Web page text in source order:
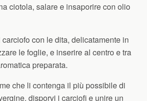
ciotola, salare e insaporire con olio
con le dita, delicatamente in
le foglie, e inserire al centro e tra
preparata.
che li contenga il più possibile di
disporvi i carciofi e unire un